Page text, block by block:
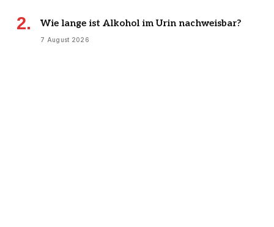
Wie lange ist Alkohol im Urin nachweisbar?
7 August 2026